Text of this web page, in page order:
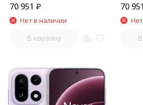
70 951 ₽
Нет в наличии
В корзину
70 951